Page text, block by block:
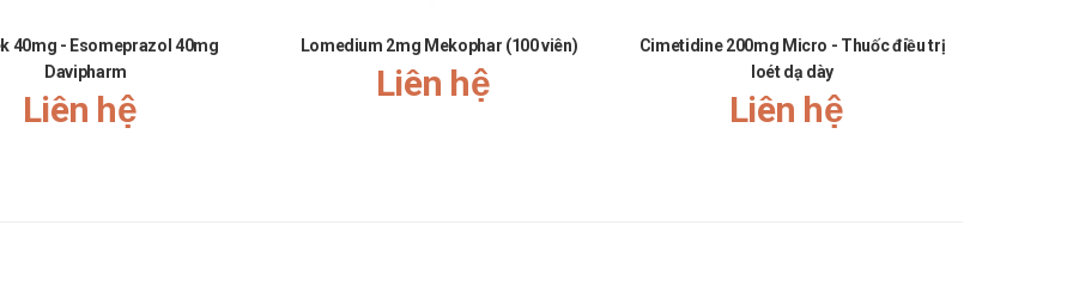
40mg - Esomeprazol 40mg
Davipharm
Liên hệ
Lomedium 2mg Mekophar (100 viên)
Liên hệ
Cimetidine 200mg Micro - Thuốc điều trị
loét dạ dày
Liên hệ